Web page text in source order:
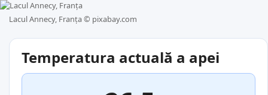
Lacul Annecy, Franța © pixabay.com
Temperatura actuală a apei